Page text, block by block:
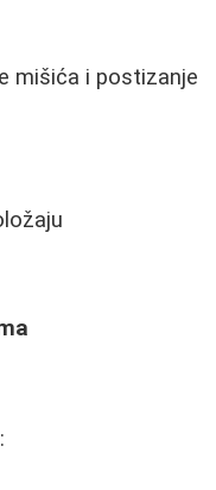
mišića i postizanje